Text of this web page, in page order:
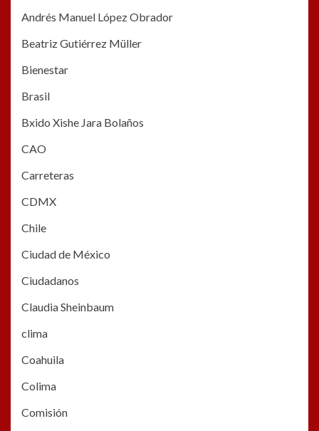
Andrés Manuel López Obrador
Beatriz Gutiérrez Müller
Bienestar
Brasil
Bxido Xishe Jara Bolaños
CAO
Carreteras
CDMX
Chile
Ciudad de México
Ciudadanos
Claudia Sheinbaum
clima
Coahuila
Colima
Comisión